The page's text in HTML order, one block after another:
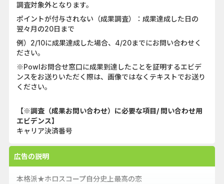
調査対象外となります。
ポイントが付与されない（成果調査）：成果達成した日の
翌々月の20日まで
例）2/10に成果達成した場合、4/20までにお問い合わせく
ださい。
※Powlお問合せ窓口に成果到達したことを証明するエビデ
ンスをお送りいただく際は、画像ではなくテキストでお送り
ください。
【※調査（成果お問い合わせ）に必要な項目/ 問い合わせ用
エビデンス】
キャリア決済番号
広告の説明
本格派★ホロスコープ自分史上最高の恋